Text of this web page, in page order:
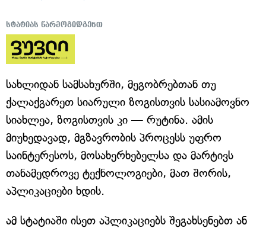
სტატიას წარმოგიდგენთ
სახლიდან სამსახურში, მეგობრებთან თუ
ქალაქგარეთ სიარული ზოგისთვის სასიამოვნო
სიახლეა, ზოგისთვის კი — რუტინა. ამის
მიუხედავად, მგზავრობის პროცესს უფრო
საინტერესოს, მოსახერხებელსა და მარტივს
თანამედროვე ტექნოლოგიები, მათ შორის,
აპლიკაციები ხდის.
ამ სტატიაში ისეთ აპლიკაციებს შეგახსენებთ ან